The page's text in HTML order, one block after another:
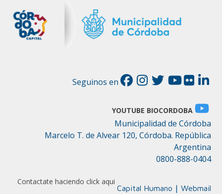
Contactate haciendo click aqui
Seguinos en
YOUTUBE BIOCORDOBA
Municipalidad de Córdoba
Marcelo T. de Alvear 120, Córdoba. República
Argentina
0800-888-0404
Capital Humano | Webmail